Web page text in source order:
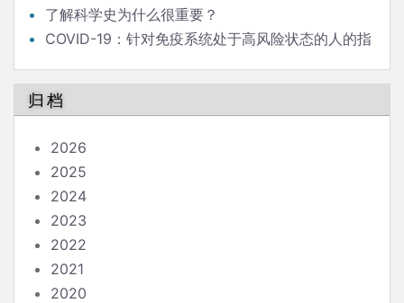
了解科学史为什么很重要？
COVID-19：针对免疫系统处于高风险状态的人的指
归档
2026
2025
2024
2023
2022
2021
2020